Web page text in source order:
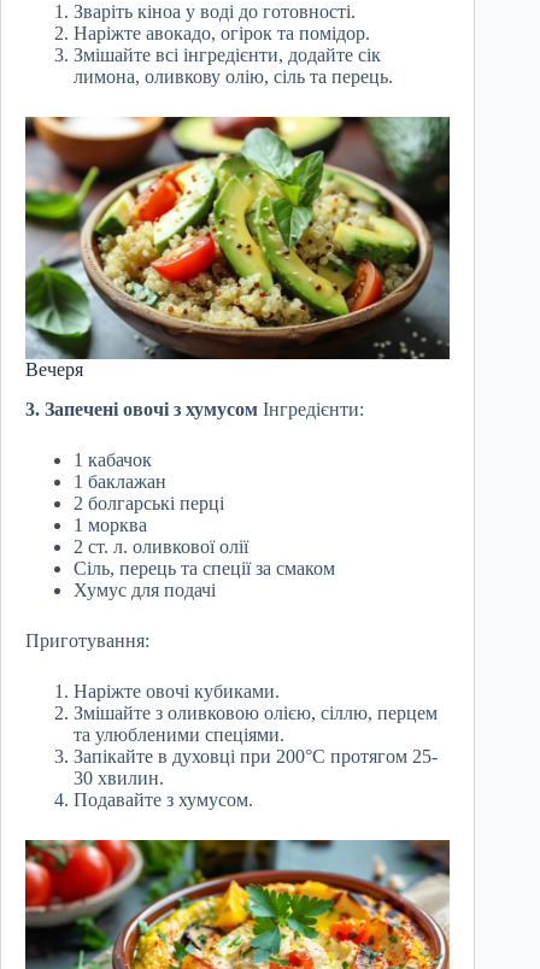
Зваріть кіноа у воді до готовності.
Наріжте авокадо, огірок та помідор.
Змішайте всі інгредієнти, додайте сік
лимона, оливкову олію, сіль та перець.
Вечеря
3. Запечені овочі з хумусом Інгредієнти:
1 кабачок
1 баклажан
2 болгарські перці
1 морква
2 ст. л. оливкової олії
Сіль, перець та спеції за смаком
Хумус для подачі
Приготування:
Наріжте овочі кубиками.
Змішайте з оливковою олією, сіллю, перцем
та улюбленими спеціями.
Запікайте в духовці при 200°C протягом 25-
30 хвилин.
Подавайте з хумусом.